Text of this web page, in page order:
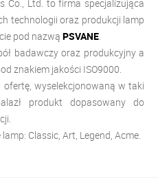
Co., Ltd. to firma specjalizująca
technologii oraz produkcji lamp
pod nazwą PSVANE.
badawczy oraz produkcyjny a
znakiem jakości ISO9000.
wyselekcjonowaną w taki
produkt dopasowany do
Classic, Art, Legend, Acme.